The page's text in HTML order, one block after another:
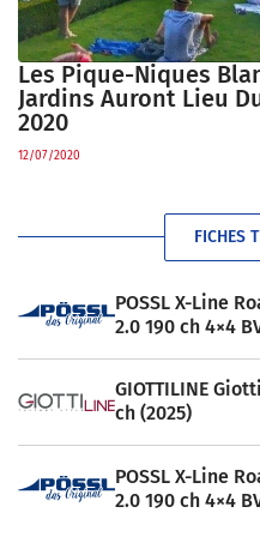
Les Pique-Niques
Jardins Auront Lieu
2020
12/07/2020
FICHES
POSSL X-Line
2.0 190 ch 4×4
GIOTTILINE
ch (2025)
POSSL X-Line
2.0 190 ch 4×4